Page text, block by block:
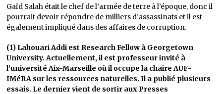
Gaïd Salah était le chef de l’armée de terre à l’époque, donc il
pourrait devoir répondre de milliers d’assassinats et il est
également impliqué dans des affaires de corruption.
(1) Lahouari Addi est Research Fellow à Georgetown
University. Actuellement, il est professeur invité à
l’université Aix-Marseille où il occupe la chaire AUF-
IMéRA sur les ressources naturelles. Il a publié plusieurs
essais. Le dernier vient de sortir aux Presses